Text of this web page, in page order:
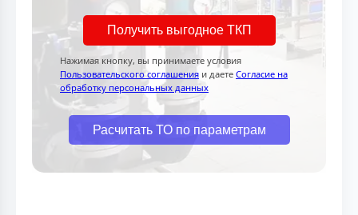
Получить выгодное ТКП
Нажимая кнопку, вы принимаете условия
Пользовательского соглашения и даете Согласие на
обработку персональных данных
Расчитать ТО по параметрам